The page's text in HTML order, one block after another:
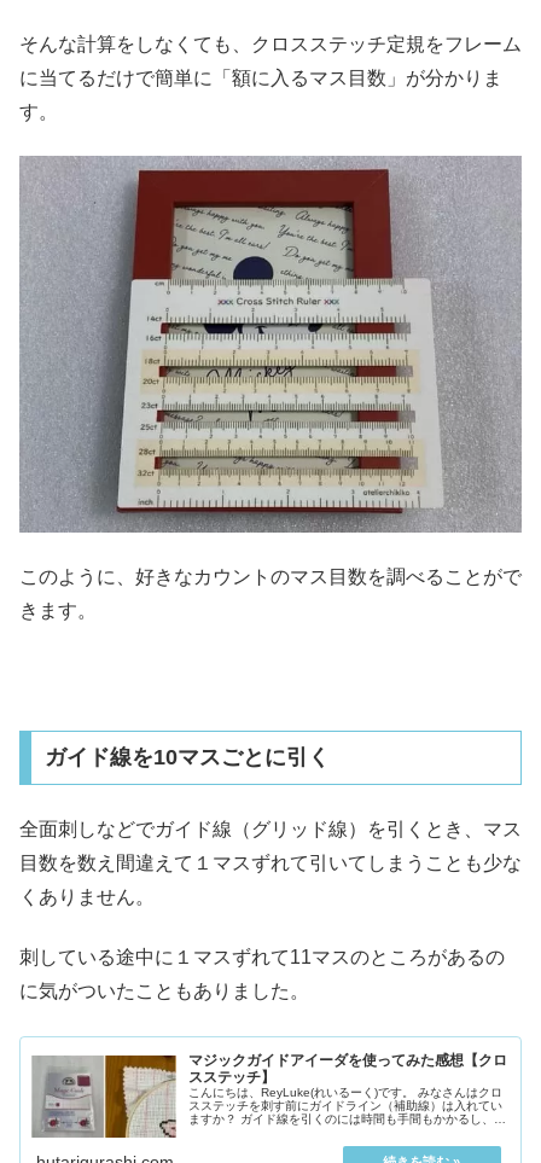
そんな計算をしなくても、クロスステッチ定規をフレーム
に当てるだけで簡単に「額に入るマス目数」が分かりま
す。
このように、好きなカウントのマス目数を調べることがで
きます。
ガイド線を10マスごとに引く
全面刺しなどでガイド線（グリッド線）を引くとき、マス
目数を数え間違えて１マスずれて引いてしまうことも少な
くありません。
刺している途中に１マスずれて11マスのところがあるの
に気がついたこともありました。
マジックガイドアイーダを使ってみた感想【クロ
スステッチ】
こんにちは、ReyLuke(れいるーく)です。 みなさんはクロ
スステッチを刺す前にガイドライン（補助線）は入れてい
ますか？ ガイド線を引くのには時間も手間もかかるし、ガ